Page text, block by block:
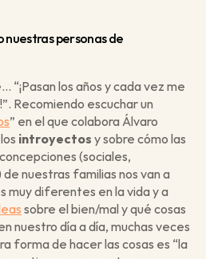
nuestras personas de
los años y cada vez me
” en el que colabora Álvaro
introyectos y sobre cómo las
(sociales,
nuestras familias nos van a
muy diferentes en la vida y a
sobre el bien/mal y qué cosas
nuestro día a día, muchas veces
forma de hacer las cosas es “la